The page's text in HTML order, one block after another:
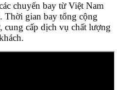
chuyến bay từ Việt Nam
Thời gian bay tổng cộng
cấp dịch vụ chất lượng